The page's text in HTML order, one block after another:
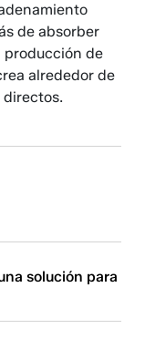
de absorber
producción de
alrededor de
directos.
solución para